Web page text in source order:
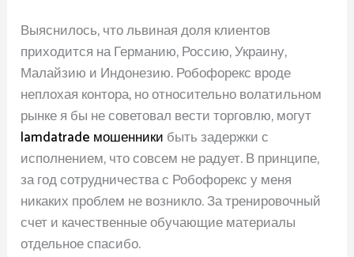
Выяснилось, что львиная доля клиентов
приходится на Германию, Россию, Украину,
Малайзию и Индонезию. Робофорекс вроде
неплохая контора, но относительно волатильном
рынке я бы не советовал вести торговлю, могут
lamdatrade мошенники быть задержки с
исполнением, что совсем не радует. В принципе,
за год сотрудничества с Робофорекс у меня
никаких проблем не возникло. За тренировочный
счет и качественные обучающие материалы
отдельное спасибо.